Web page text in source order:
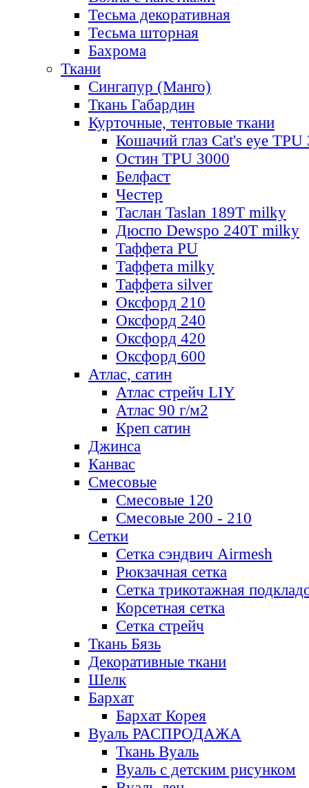
Тесьма декоративная
Тесьма шторная
Бахрома
Ткани
Сингапур (Манго)
Ткань Габардин
Курточные, тентовые ткани
Кошачий глаз Cat's eye TPU
Остин TPU 3000
Белфаст
Честер
Таслан Taslan 189T milky
Дюспо Dewspo 240T milky
Таффета PU
Таффета milky
Таффета silver
Оксфорд 210
Оксфорд 240
Оксфорд 420
Оксфорд 600
Атлас, сатин
Атлас стрейч LIY
Атлас 90 г/м2
Креп сатин
Джинса
Канвас
Смесовые
Смесовые 120
Смесовые 200 - 210
Сетки
Сетка сэндвич Airmesh
Рюкзачная сетка
Сетка трикотажная
Корсетная сетка
Сетка стрейч
Ткань Бязь
Декоративные ткани
Шелк
Бархат
Бархат Корея
Вуаль РАСПРОДАЖА
Ткань Вуаль
Вуаль с детским рисунком